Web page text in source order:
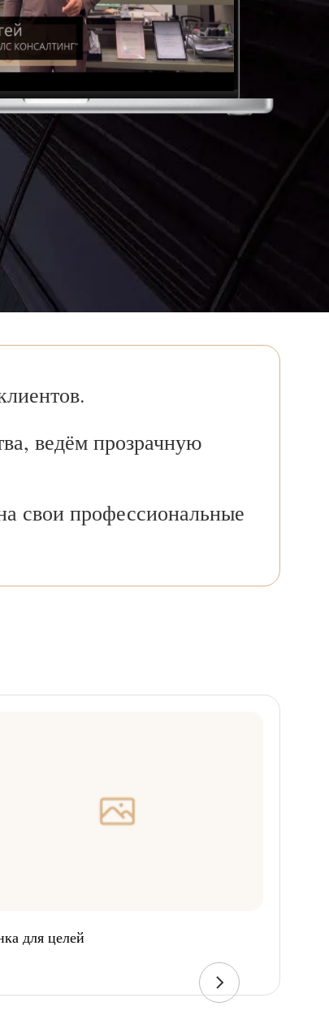
ведём прозрачную
свои профессиональные
для целей